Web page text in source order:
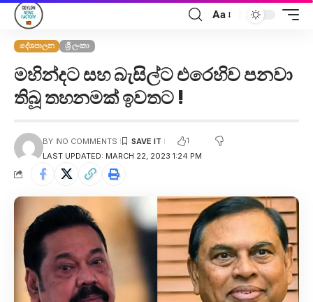
Aa
දේශපාලන ශ්‍රී ලංකා
මහින්දට සහ බැසිල්ට එරෙහිව පනවා
තිබූ තහනමක් ඉවතට !
LAST UPDATED: MARCH 22, 2023 1:24 PM
BY NO COMMENTS 1